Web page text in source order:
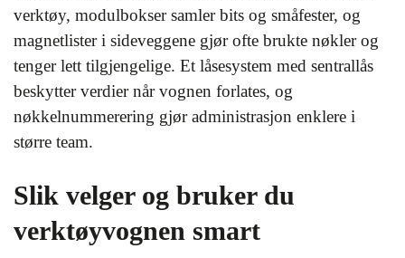
verktøy, modulbokser samler bits og småfester, og
magnetlister i sideveggene gjør ofte brukte nøkler og
tenger lett tilgjengelige. Et låsesystem med sentrallås
beskytter verdier når vognen forlates, og
nøkkelnummerering gjør administrasjon enklere i
større team.
Slik velger og bruker du
verktøyvognen smart